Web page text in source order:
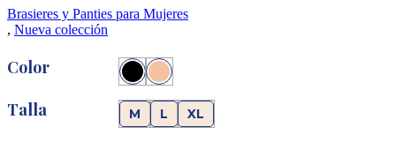
Brasieres y Panties para Mujeres
, Nueva colección
Color
Talla
M L XL